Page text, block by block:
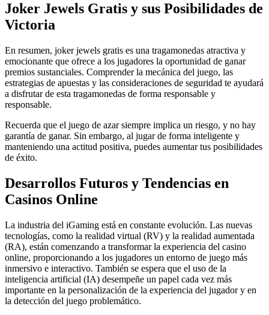
Joker Jewels Gratis y sus Posibilidades de
Victoria
En resumen, joker jewels gratis es una tragamonedas atractiva y
emocionante que ofrece a los jugadores la oportunidad de ganar
premios sustanciales. Comprender la mecánica del juego, las
estrategias de apuestas y las consideraciones de seguridad te ayudará
a disfrutar de esta tragamonedas de forma responsable y
responsable.
Recuerda que el juego de azar siempre implica un riesgo, y no hay
garantía de ganar. Sin embargo, al jugar de forma inteligente y
manteniendo una actitud positiva, puedes aumentar tus posibilidades
de éxito.
Desarrollos Futuros y Tendencias en
Casinos Online
La industria del iGaming está en constante evolución. Las nuevas
tecnologías, como la realidad virtual (RV) y la realidad aumentada
(RA), están comenzando a transformar la experiencia del casino
online, proporcionando a los jugadores un entorno de juego más
inmersivo e interactivo. También se espera que el uso de la
inteligencia artificial (IA) desempeñe un papel cada vez más
importante en la personalización de la experiencia del jugador y en
la detección del juego problemático.